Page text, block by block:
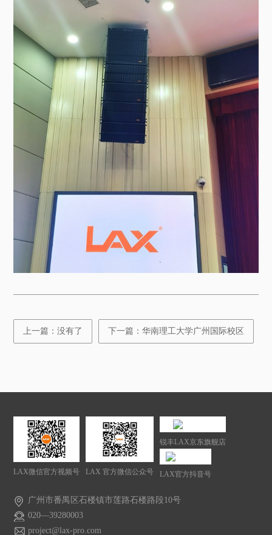
上一篇：没有了 下一篇：华南理工大学广州国际校区
LAX微信官方视频号 LAX 官方微信公众号
锐丰LAX京东旗舰店
LAX官方抖音号
广州市番禺区石楼镇市莲路石楼路段10号
020—39280003
project@lax-pro.com